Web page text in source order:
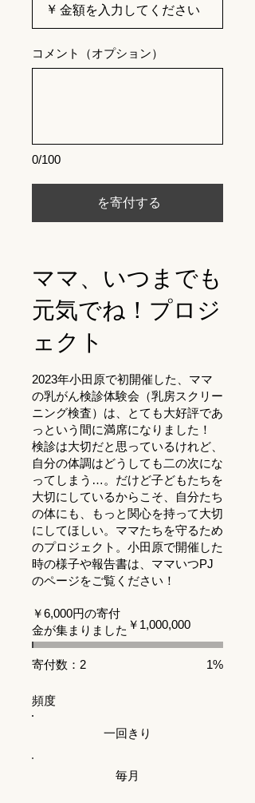
￥
0/100
コメント（オプション）
を寄付する
​ママ、いつまでも
元気でね！プロジ
ェクト
​2023年小田原で初開催した、ママ
の乳がん検診体験会（乳房スクリー
ニング検査）は、とても大好評であ
っという間に満席になりました！
検診は大切だと思っているけれど、
自分の体調はどうしても二の次にな
ってしまう…。だけど子どもたちを
大切にしているからこそ、自分たち
の体にも、もっと関心を持って大切
にしてほしい。ママたちを守るため
のプロジェクト。小田原で開催した
時の様子や報告書は、ママいつPJ
のページをご覧ください！
￥6,000円の寄付
金が集まりました
募
金
活
￥1,000,000
寄付数：2 1%
頻度
一回きり
毎月